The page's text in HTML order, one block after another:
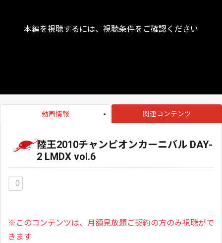
本編を視聴するには、視聴条件をご確認ください
動画情報 関連コンテンツ
陸王2010チャンピオンカーニバル DAY-
2 LMDX vol.6
0
※このコンテンツは、月額見放題ご契約の方のみ視聴がで
きます